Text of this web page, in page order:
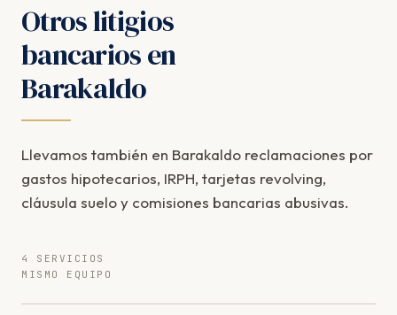
Otros litigios
bancarios en
Barakaldo
Llevamos también en Barakaldo reclamaciones por
gastos hipotecarios, IRPH, tarjetas revolving,
cláusula suelo y comisiones bancarias abusivas.
4 SERVICIOS
MISMO EQUIPO